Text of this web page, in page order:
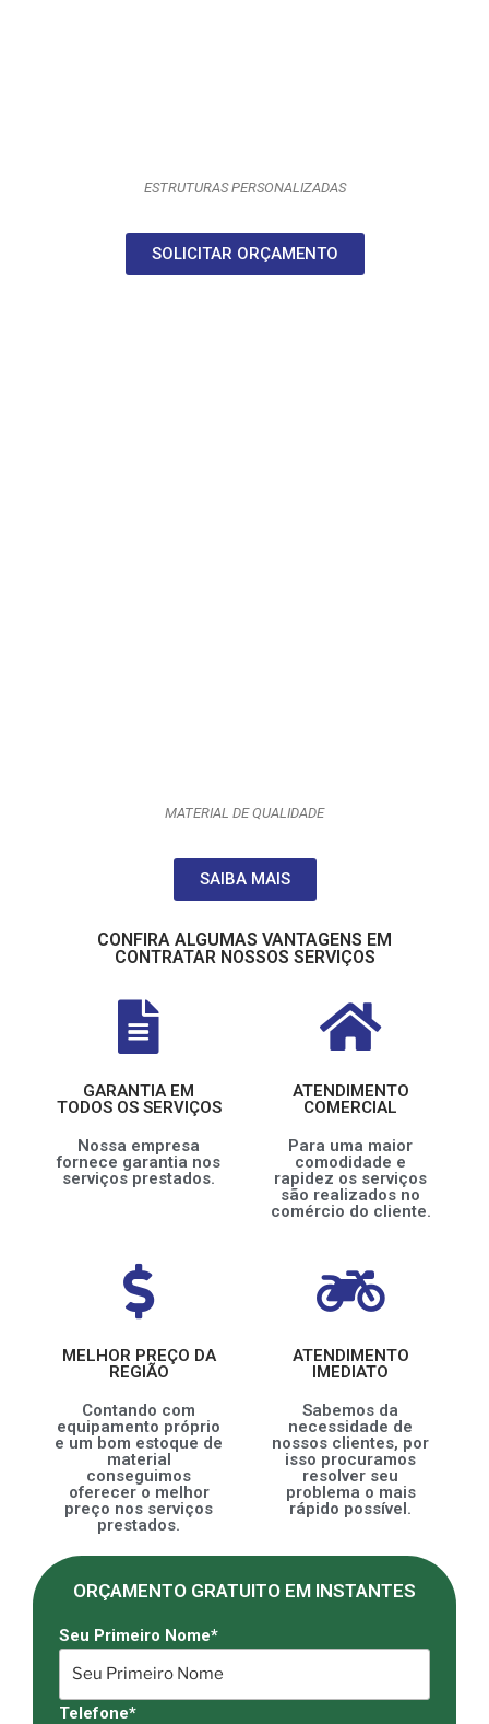
ESTRUTURAS PERSONALIZADAS
SOLICITAR ORÇAMENTO
MATERIAL DE QUALIDADE
SAIBA MAIS
CONFIRA ALGUMAS VANTAGENS EM
CONTRATAR NOSSOS SERVIÇOS
GARANTIA EM
TODOS OS SERVIÇOS
Nossa empresa
fornece garantia nos
serviços prestados.
ATENDIMENTO
COMERCIAL
Para uma maior
comodidade e
rapidez os serviços
são realizados no
comércio do cliente.
MELHOR PREÇO DA
REGIÃO
Contando com
equipamento próprio
e um bom estoque de
material
conseguimos
oferecer o melhor
preço nos serviços
prestados.
ATENDIMENTO
IMEDIATO
Sabemos da
necessidade de
nossos clientes, por
isso procuramos
resolver seu
problema o mais
rápido possível.
ORÇAMENTO GRATUITO EM INSTANTES
Seu Primeiro Nome*
Telefone*